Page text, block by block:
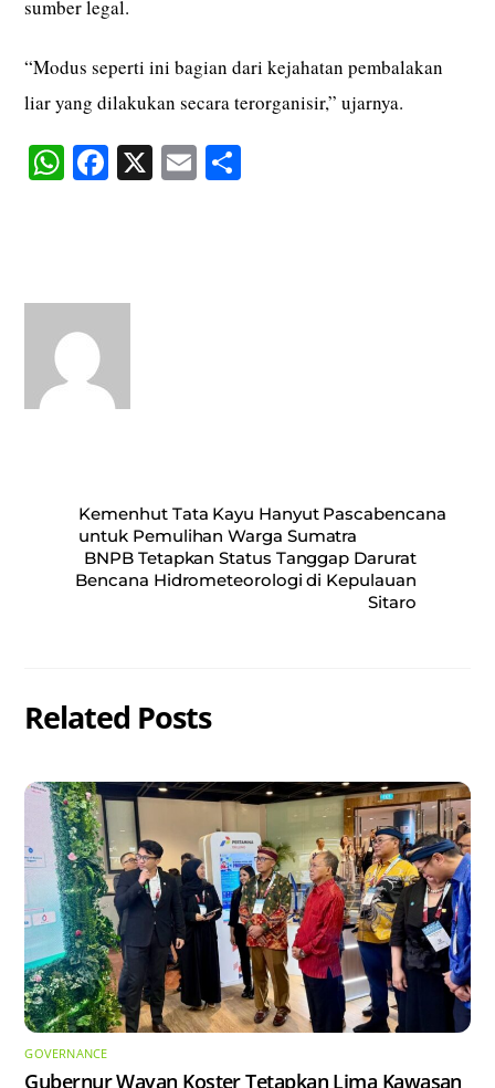
sumber legal.
“Modus seperti ini bagian dari kejahatan pembalakan
liar yang dilakukan secara terorganisir,” ujarnya.
W
pp
Fa X E
Kemenhut Tata Kayu Hanyut Pascabencana
untuk Pemulihan Warga Sumatra
BNPB Tetapkan Status Tanggap Darurat
Bencana Hidrometeorologi di Kepulauan
Sitaro
Related Posts
GOVERNANCE
Gubernur Wayan Koster Tetapkan Lima Kawasan